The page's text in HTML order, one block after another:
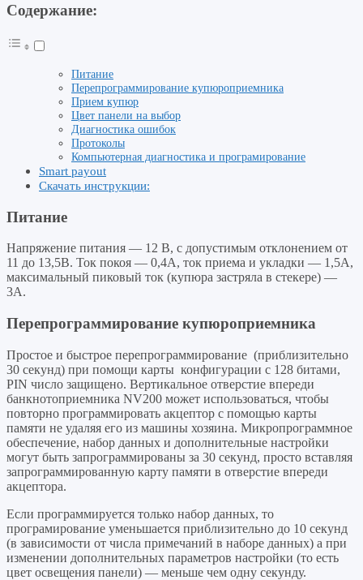
Содержание:
Питание
Перепрограммирование купюроприемника
Прием купюр
Цвет панели на выбор
Диагностика ошибок
Протоколы
Компьютерная диагностика и програмирование
Smart payout
Скачать инструкции:
Питание
Напряжение питания — 12 В, с допустимым отклонением от
11 до 13,5В. Ток покоя — 0,4А, ток приема и укладки — 1,5А,
максимальный пиковый ток (купюра застряла в стекере) —
3А.
Перепрограммирование купюроприемника
Простое и быстрое перепрограммирование (приблизительно
30 секунд) при помощи карты конфигурации с 128 битами,
PIN число защищено. Вертикальное отверстие впереди
банкнотоприемника NV200 может использоваться, чтобы
повторно программировать акцептор с помощью карты
памяти не удаляя его из машины хозяина. Микропрограммное
обеспечение, набор данных и дополнительные настройки
могут быть запрограммированы за 30 секунд, просто вставляя
запрограммированную карту памяти в отверстие впереди
акцептора.
Если программируется только набор данных, то
програмирование уменьшается приблизительно до 10 секунд
(в зависимости от числа примечаний в наборе данных) а при
изменении дополнительных параметров настройки (то есть
цвет освещения панели) — меньше чем одну секунду.